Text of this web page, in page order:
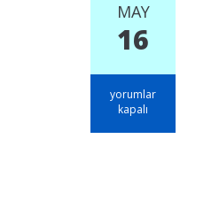
MAY
16
7440
Sayılı
yorumlar
kapalı